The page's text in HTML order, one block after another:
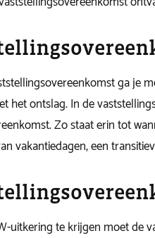
ga je
het ontslag. In de
Zo staat erin tot
vakantiedagen, een
uitkering te krijgen moet de